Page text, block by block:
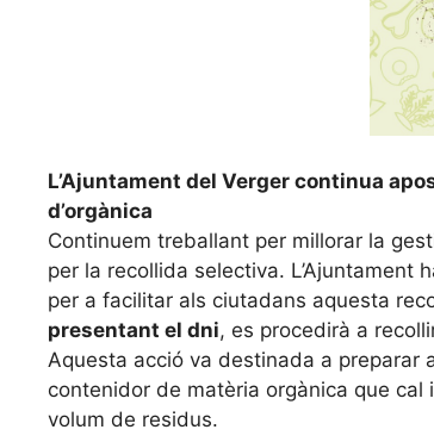
L’Ajuntament del Verger continua
d’orgànica
Continuem treballant per millorar la
per la recollida selectiva. L’Ajuntament
per a facilitar als ciutadans aquesta
presentant el dni, es procedirà a
Aquesta acció va destinada a preparar
contenidor de matèria orgànica que
volum de residus.